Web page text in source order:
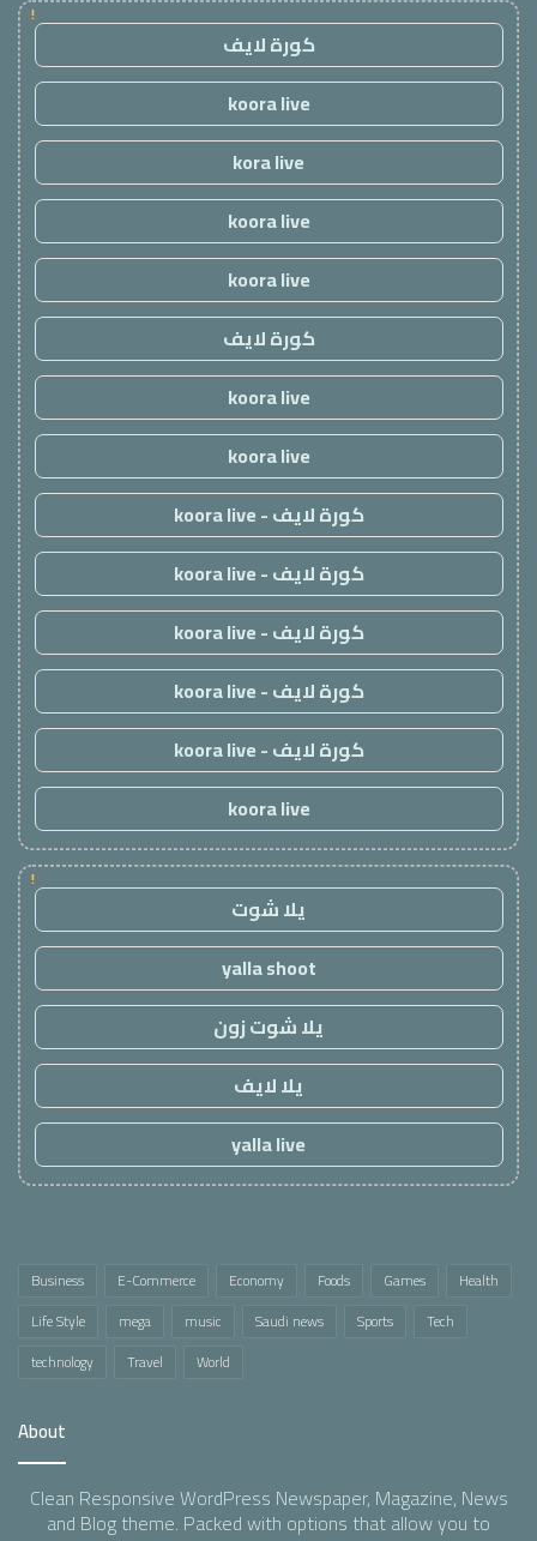
!
كورة لايف
koora live
kora live
koora live
koora live
كورة لايف
koora live
koora live
كورة لايف - koora live
كورة لايف - koora live
كورة لايف - koora live
كورة لايف - koora live
كورة لايف - koora live
koora live
!
يلا شوت
yalla shoot
يلا شوت زون
يلا لايف
yalla live
Business E-Commerce Economy Foods Games
Health
Life Style
mega music Saudi news Sports
Tech
technology
Travel World
About
Clean Responsive WordPress Newspaper, Magazine, News
and Blog theme. Packed with options that allow you to